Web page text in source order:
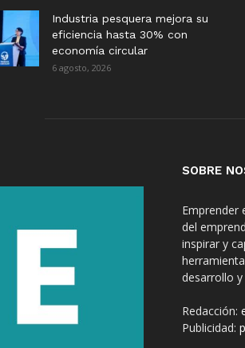
Industria pesquera mejora su
eficiencia hasta 30% con
economía circular
6 agosto, 2026
SOBRE
Emprender
del
inspirar y
desarrollo
Redacción:
Publicidad: